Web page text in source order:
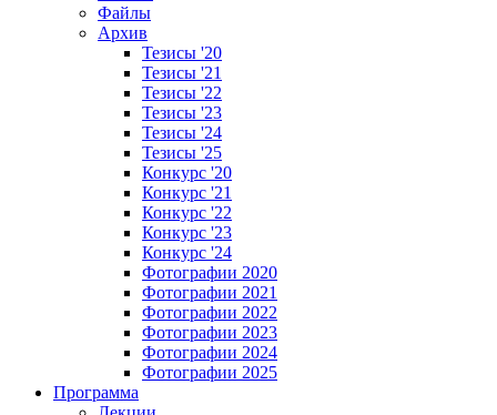
Файлы
Архив
Тезисы '20
Тезисы '21
Тезисы '22
Тезисы '23
Тезисы '24
Тезисы '25
Конкурс '20
Конкурс '21
Конкурс '22
Конкурс '23
Конкурс '24
Фотографии 2020
Фотографии 2021
Фотографии 2022
Фотографии 2023
Фотографии 2024
Фотографии 2025
Программа